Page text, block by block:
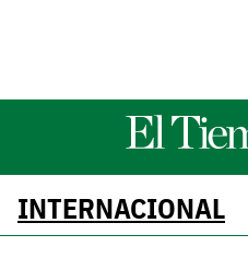
INTERNACIONAL